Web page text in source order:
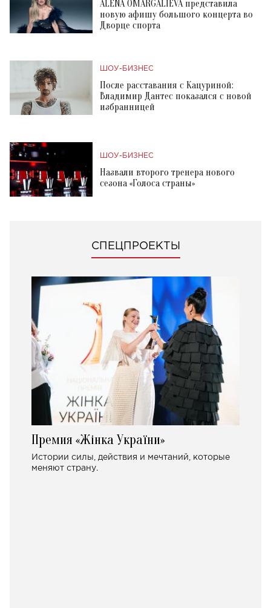
ALENA OMARGALIEVA представила
новую афишу большого концерта во
Дворце спорта
ШОУ-БИЗНЕС
После расставания с Кацуриной:
Владимир Дантес показался с новой
избранницей
ШОУ-БИЗНЕС
Назвали второго тренера нового
сезона «Голоса страны»
СПЕЦПРОЕКТЫ
Премия «Жінка України»
Истории силы, действия и мечтаний, которые
меняют страну.